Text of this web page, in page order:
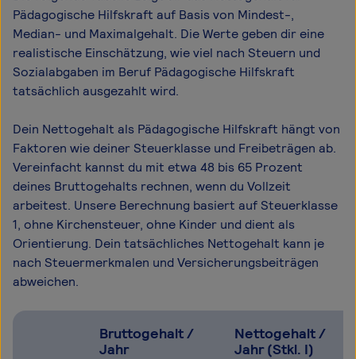
Pädagogische Hilfskraft auf Basis von Mindest-,
Median- und Maximal­gehalt. Die Werte geben dir eine
realistische Einschätzung, wie viel nach Steuern und
Sozialabgaben im Beruf Pädagogische Hilfskraft
tatsächlich ausgezahlt wird.
Dein Nettogehalt als Pädagogische Hilfskraft hängt von
Faktoren wie deiner Steuerklasse und Freibeträgen ab.
Vereinfacht kannst du mit etwa 48 bis 65 Prozent
deines Bruttogehalts rechnen, wenn du Vollzeit
arbeitest. Unsere Berechnung basiert auf Steuerklasse
1, ohne Kirchensteuer, ohne Kinder und dient als
Orientierung. Dein tatsächliches Nettogehalt kann je
nach Steuermerkmalen und Versicherungsbeiträgen
abweichen.
Bruttogehalt /
Jahr
Nettogehalt /
Jahr (Stkl. I)